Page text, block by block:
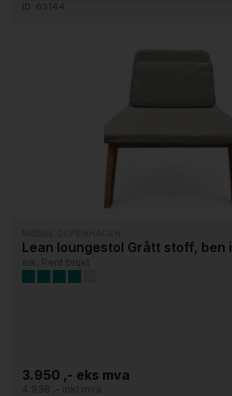
ID: 63144
Lean loungestol Grått stoff, ben i
eik, Pent brukt
3.950 ,- eks mva
4.938 ,- inkl mva